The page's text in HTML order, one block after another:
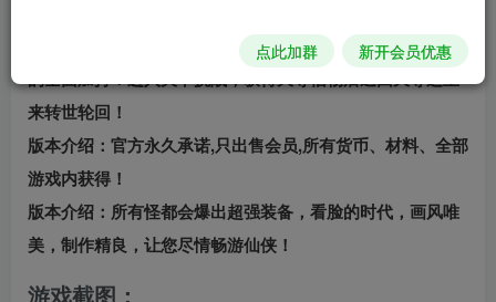
版本介绍：封神转世可大大增加自身实力，可获得封神圣器
的全面加持！进入关卡挑战，获得天尊信物后返回天尊这里
来转世轮回！
版本介绍：官方永久承诺,只出售会员,所有货币、材料、全部
游戏内获得！
版本介绍：所有怪都会爆出超强装备，看脸的时代，画风唯
美，制作精良，让您尽情畅游仙侠！
游戏截图：
点此加群 新开会员优惠